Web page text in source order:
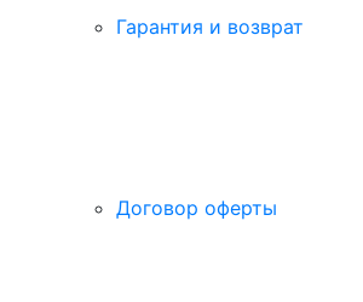
Гарантия и возврат
Договор оферты